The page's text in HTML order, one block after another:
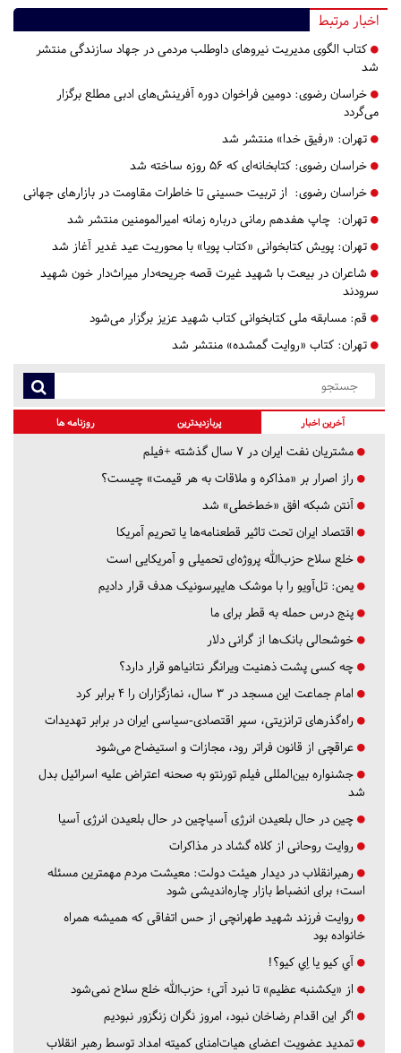
اخبار مرتبط
کتاب الگوی مدیریت نیروهای داوطلب مردمی در جهاد سازندگی منتشر
شد
خراسان رضوی: دومین فراخوان دوره آفرینش‌های ادبی مطلع برگزار
می‌گردد
تهران: «رفیق خدا» منتشر شد
خراسان رضوی: کتابخانه‌ای که ۵۶ روزه ساخته شد
خراسان رضوی: از تربیت حسینی تا خاطرات مقاومت در بازارهای جهانی
تهران: چاپ هفدهم رمانی درباره زمانه امیرالمومنین منتشر شد
تهران: پویش کتابخوانی «کتاب پویا» با محوریت عید غدیر آغاز شد
شاعران در بیعت با شهید غیرت قصه جریحه‌دار میراث‌دار خون شهید
سرودند
قم: مسابقه ملی کتابخوانی کتاب شهید عزیز برگزار می‌شود
تهران: کتاب «روایت گمشده» منتشر شد
آخرین اخبار پربازدیدترین روزنامه ها
مشتریان نفت ایران در ۷ سال گذشته +فیلم
راز اصرار بر «مذاکره و ملاقات به هر قیمت» چیست؟
آنتن شبکه افق «خط‌خطی» شد
اقتصاد ایران تحت تاثیر قطعنامه‌ها یا تحریم‌ آمریکا
خلع سلاح حزب‌الله پروژه‌ای تحمیلی و آمریکایی است
یمن: تل‌آویو را با موشک هایپرسونیک هدف قرار دادیم
پنج درس‌ حمله به قطر برای ما
خوشحالی بانک‌ها از گرانی دلار
چه کسی پشت ذهنیت ویرانگر نتانیاهو قرار دارد؟
امام جماعت این مسجد در ۳ سال، نمازگزاران را ۴ برابر کرد
راه‌گذرهای ترانزیتی، سپر اقتصادی-سیاسی ایران در برابر تهدیدات
عراقچی از قانون فراتر رود، مجازات و استیضاح می‌شود
جشنواره بین‌المللی فیلم تورنتو به صحنه اعتراض علیه اسرائیل بدل
شد
چین در حال بلعیدن انرژی آسیاچین در حال بلعیدن انرژی آسیا
روایت روحانی از کلاه گشاد در مذاکرات
رهبرانقلاب در دیدار هیئت دولت: معیشت مردم مهمترین مسئله
است؛ برای انضباط بازار چاره‌اندیشی شود
روایت فرزند شهید طهرانچی از حس اتفاقی که همیشه همراه
خانواده بود
آي كيو يا اِي كيو؟!
از «یکشنبه عظیم» تا نبرد آتی؛ حزب‌الله خلع سلاح نمی‌شود
اگر این اقدام رضاخان نبود، امروز نگران زنگزور نبودیم
تمدید عضویت اعضای هیات‌امنای کمیته امداد توسط رهبر انقلاب